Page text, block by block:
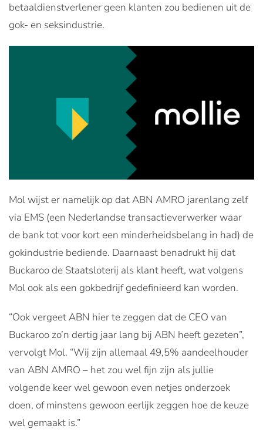
betaaldienstverlener geen klanten zou bedienen uit de
gok- en seksindustrie.
Mol wijst er namelijk op dat ABN AMRO jarenlang zelf
via EMS (een Nederlandse transactieverwerker waar
de bank tot voor kort een minderheidsbelang in had) de
gokindustrie bediende. Daarnaast benadrukt hij dat
Buckaroo de Staatsloterij als klant heeft, wat volgens
Mol ook als een gokbedrijf gedefinieerd kan worden.
“Ook vergeet ABN hier te zeggen dat de CEO van
Buckaroo zo’n dertig jaar lang bij ABN heeft gezeten”,
vervolgt Mol. “Wij zijn allemaal 49,5% aandeelhouder
van ABN AMRO – het zou wel fijn zijn als jullie
volgende keer wel gewoon even netjes onderzoek
doen, of minstens gewoon eerlijk zeggen hoe de keuze
wel gemaakt is.”